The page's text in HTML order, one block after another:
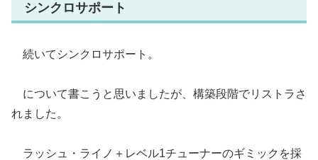
シンクロサポート
続いてシンクロサポート。
について書こうと思いましたが、構築段階でリストラさ
れました。
ラッシュ・ライノ＋レベル1チューナーのギミックを採